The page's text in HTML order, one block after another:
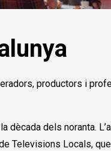
productors i
dècada dels noranta.
Televisions Locals,